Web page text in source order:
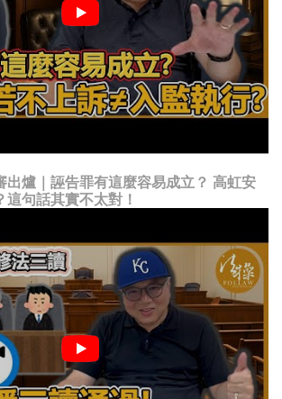
出爐｜誣告罪有這麼容易成立？ 高虹安
句話其實不太對！